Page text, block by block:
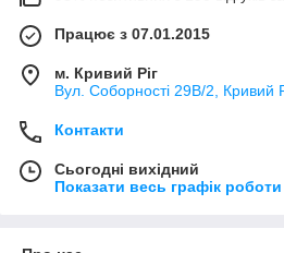
Працює з 07.01.2015
м. Кривий Ріг
Вул. Соборності 29В/2, Кривий
Контакти
Сьогодні вихідний
Показати весь графік роботи